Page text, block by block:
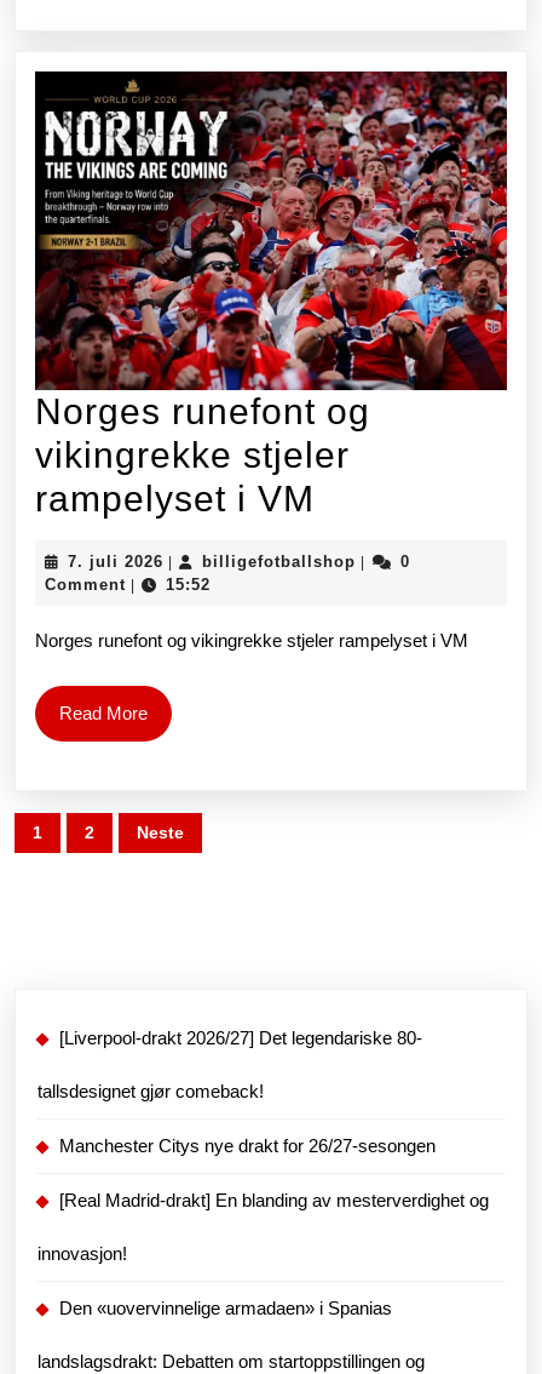
fylte
stadion.
Norges runefont og
vikingrekke stjeler
rampelyset i VM
vikingrekke
7. juli 2026 7.
juli
billigefotballshop billigefotballshop
0
Comment
15:52
Norges runefont og vikingrekke stjeler rampelyset i VM
Read MoreRead
More
Sidepaginering
1 2 Neste
[Liverpool-drakt 2026/27] Det legendariske 80-
tallsdesignet gjør comeback!
Manchester Citys nye drakt for 26/27-sesongen
[Real Madrid-drakt] En blanding av mesterverdighet og
innovasjon!
Den «uovervinnelige armadaen» i Spanias
landslagsdrakt: Debatten om startoppstillingen og